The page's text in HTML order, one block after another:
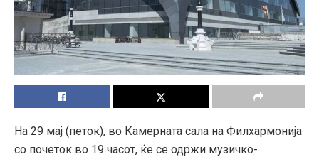
На 29 мај (петок), во Камерната сала на Филхармонија
со почеток во 19 часот, ќе се одржи музичко-